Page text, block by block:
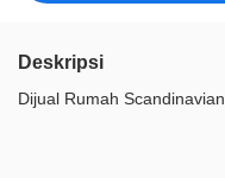
Deskripsi
Dijual Rumah